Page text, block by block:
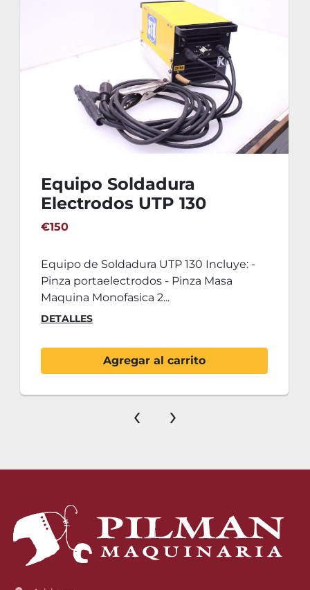
Equipo Soldadura
Electrodos UTP 130
€150
Equipo de Soldadura UTP 130 Incluye: -
Pinza portaelectrodos - Pinza Masa
Maquina Monofasica 2...
DETALLES
Agregar al carrito
‹ ›